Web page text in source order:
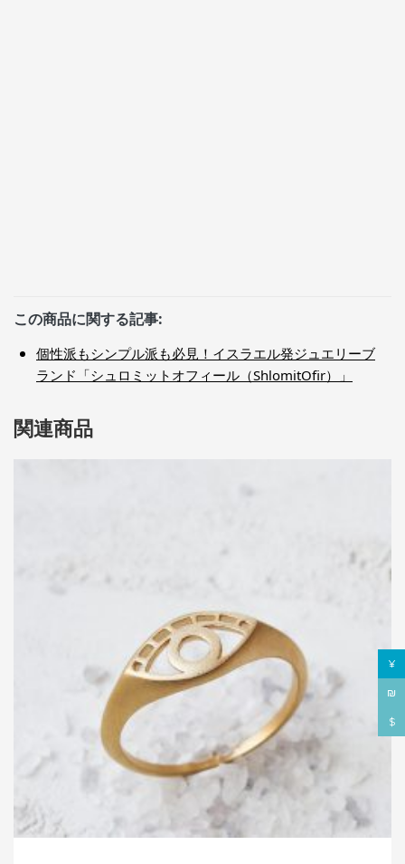
¥
₪
$
この商品に関する記事:
個性派もシンプル派も必見！イスラエル発ジュエリーブ
ランド「シュロミットオフィール（ShlomitOfir）」
関連商品